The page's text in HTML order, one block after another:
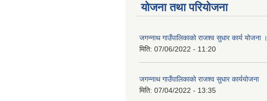
योजना तथा परियोजना
जगन्नाथ गाउँपालिकाको राजश्व सुधार कार्य योजना ।
मिति: 07/06/2022 - 11:20
जगन्नाथ गाउँपालिकाको राजश्व सुधार कार्ययोजना
मिति: 07/04/2022 - 13:35